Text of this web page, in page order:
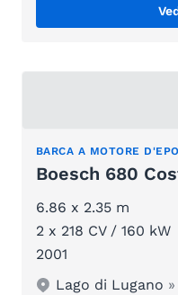
BARCA A MOTORE
Boesch 680
6.86 x 2.35 m
2 x 218 CV / 160 kW
2001
Lago di Lugano »